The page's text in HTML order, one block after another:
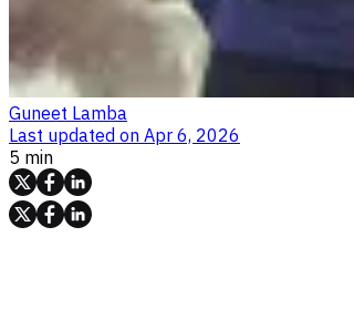
Guneet Lamba
Last updated on Apr 6, 2026
5 min